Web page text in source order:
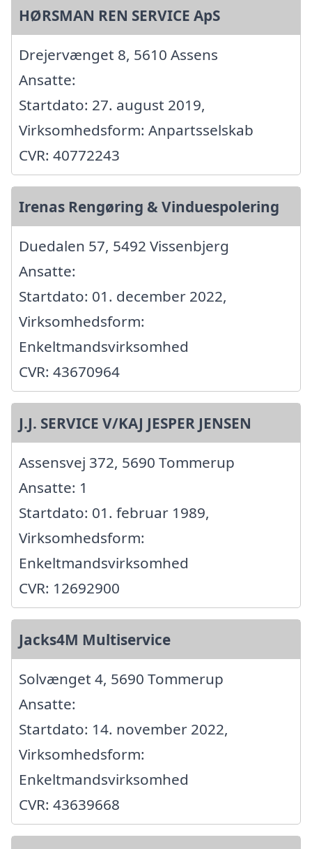
HØRSMAN REN SERVICE ApS
Drejervænget 8, 5610 Assens
Ansatte:
Startdato: 27. august 2019,
Virksomhedsform: Anpartsselskab
CVR: 40772243
Irenas Rengøring & Vinduespolering
Duedalen 57, 5492 Vissenbjerg
Ansatte:
Startdato: 01. december 2022,
Virksomhedsform:
Enkeltmandsvirksomhed
CVR: 43670964
J.J. SERVICE V/KAJ JESPER JENSEN
Assensvej 372, 5690 Tommerup
Ansatte: 1
Startdato: 01. februar 1989,
Virksomhedsform:
Enkeltmandsvirksomhed
CVR: 12692900
Jacks4M Multiservice
Solvænget 4, 5690 Tommerup
Ansatte:
Startdato: 14. november 2022,
Virksomhedsform:
Enkeltmandsvirksomhed
CVR: 43639668